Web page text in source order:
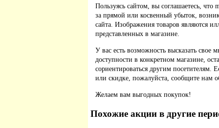
Пользуясь сайтом, вы соглашаетесь, что
за прямой или косвенный убыток,
сайта. Изображения товаров являются
представленных в магазине.
У вас есть возможность высказать свое
доступности в конкретном магазине,
сориентироваться другим
или скидке, пожалуйста, сообщите нам
Желаем вам выгодных покупок!
Похожие акции в другие